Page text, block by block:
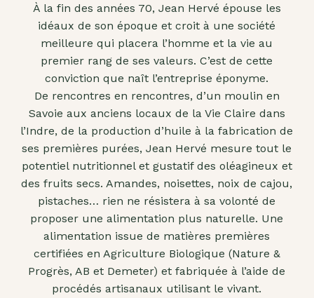
À la fin des années 70, Jean Hervé épouse les
idéaux de son époque et croit à une société
meilleure qui placera l’homme et la vie au
premier rang de ses valeurs. C’est de cette
conviction que naît l’entreprise éponyme.
De rencontres en rencontres, d’un moulin en
Savoie aux anciens locaux de la Vie Claire dans
l’Indre, de la production d’huile à la fabrication de
ses premières purées, Jean Hervé mesure tout le
potentiel nutritionnel et gustatif des oléagineux et
des fruits secs. Amandes, noisettes, noix de cajou,
pistaches… rien ne résistera à sa volonté de
proposer une alimentation plus naturelle. Une
alimentation issue de matières premières
certifiées en Agriculture Biologique (Nature &
Progrès, AB et Demeter) et fabriquée à l’aide de
procédés artisanaux utilisant le vivant.
fruits
secs
Purées
sucrées
dites
"confits"
Livres
Anti-
gaspi
Promotions